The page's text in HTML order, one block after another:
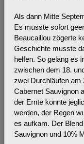
Als dann Mitte
Es musste sofort
Beaucaillou zögerte
Geschichte musste
helfen. So gelang es
zwischen dem 18.
zwei Durchläufen am
Cabernet Sauvignon
der Ernte konnte
werden, der Regen
es aufkam. Der
Sauvignon und 10%